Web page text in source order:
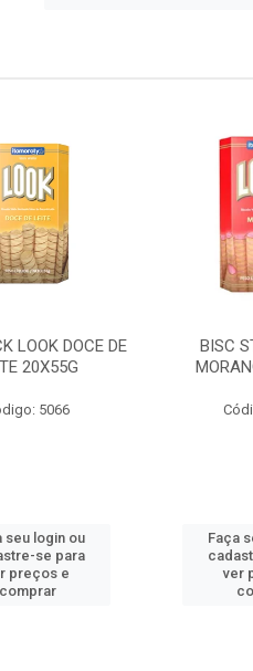
LOOK DOCE DE
20X55G
5066
seu login ou
se para
preços e
comprar
BISC
Faça
ver